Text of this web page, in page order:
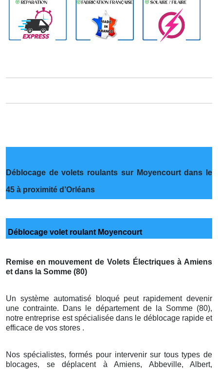
Déblocage de volets roulants sur Moyencourt dans le
45 à proximité d’Orléans
Déblocage volet roulant Moyencourt
Remise en mouvement de Volets Électriques à Amiens
et dans la Somme (80)
Un système automatisé bloqué peut rapidement devenir
une contrainte. Dans le département de la Somme (80),
notre entreprise est spécialisée dans le déblocage rapide et
efficace de vos stores .
Nos spécialistes, formés pour intervenir sur tous types de
blocages, se déplacent à Amiens, Abbeville, Albert,